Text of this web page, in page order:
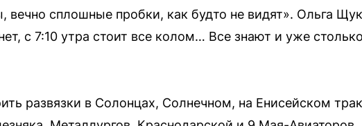
вечно сплошные пробки, как будто не видят». Ольга
с 7:10 утра стоит все колом… Все знают и уже
развязки в Солонцах, Солнечном, на Енисейском